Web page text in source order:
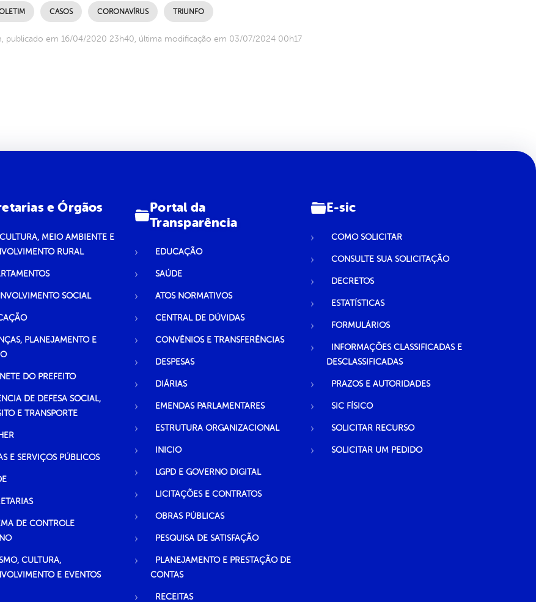
CASOS CORONAVÍRUS TRIUNFO
publicado em 16/04/2020 23h40, última modificação em 03/07/2024 00h17
e Órgãos
MEIO AMBIENTE E
RURAL
SOCIAL
PLANEJAMENTO E
DO PREFEITO
DE DEFESA SOCIAL,
E TRANSPORTE
E SERVIÇOS PÚBLICOS
DE CONTROLE
CULTURA,
E EVENTOS
Portal da
Transparência
EDUCAÇÃO
SAÚDE
ATOS NORMATIVOS
CENTRAL DE DÚVIDAS
CONVÊNIOS E TRANSFERÊNCIAS
DESPESAS
DIÁRIAS
EMENDAS PARLAMENTARES
ESTRUTURA ORGANIZACIONAL
INICIO
LGPD E GOVERNO DIGITAL
LICITAÇÕES E CONTRATOS
OBRAS PÚBLICAS
PESQUISA DE SATISFAÇÃO
PLANEJAMENTO E PRESTAÇÃO DE
CONTAS
RECEITAS
E-sic
COMO SOLICITAR
CONSULTE SUA SOLICITAÇÃO
DECRETOS
ESTATÍSTICAS
FORMULÁRIOS
INFORMAÇÕES CLASSIFICADAS E
DESCLASSIFICADAS
PRAZOS E AUTORIDADES
SIC FÍSICO
SOLICITAR RECURSO
SOLICITAR UM PEDIDO